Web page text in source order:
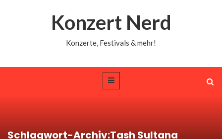
Konzert Nerd
Konzerte, Festivals & mehr!
Schlagwort-Archiv:Tash Sultana